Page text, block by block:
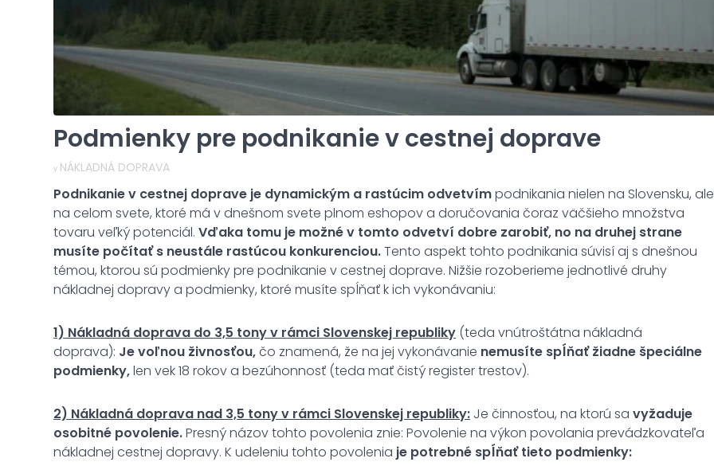
Podmienky pre podnikanie v cestnej doprave
v NÁKLADNÁ DOPRAVA
Podnikanie v cestnej doprave je dynamickým a rastúcim odvetvímpodnikania nielen na Slovensku, ale
na celom svete, ktoré má v dnešnom svete plnom eshopov a doručovania čoraz väčšieho množstva
tovaru veľký potenciál. Vďaka tomu je možné v tomto odvetví dobre zarobiť, no na druhej strane
musíte počítať s neustále rastúcou konkurenciou.Tento aspekt tohto podnikania súvisí aj s dnešnou
témou, ktorou sú podmienky pre podnikanie v cestnej doprave. Nižšie rozoberieme jednotlivé druhy
nákladnej dopravy a podmienky, ktoré musíte spĺňať k ich vykonávaniu:
1) Nákladná doprava do 3,5 tony v rámci Slovenskej republiky (teda vnútroštátna nákladná
doprava): Je voľnou živnosťou,čo znamená, že na jej vykonávanie nemusíte spĺňať žiadne špeciálne
podmienky,len vek 18 rokov a bezúhonnosť (teda mať čistý register trestov).
2) Nákladná doprava nad 3,5 tony v rámci Slovenskej republiky: Je činnosťou, na ktorú sa vyžaduje
osobitné povolenie.Presný názov tohto povolenia znie: Povolenie na výkon povolania prevádzkovateľa
nákladnej cestnej dopravy. K udeleniu tohto povolenia je potrebné spĺňať tieto podmienky: